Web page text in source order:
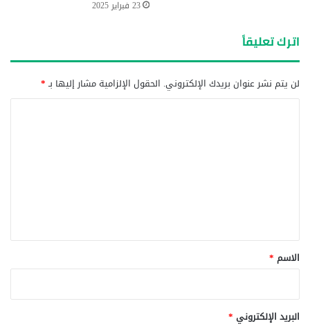
23 فبراير 2025
اترك تعليقاً
لن يتم نشر عنوان بريدك الإلكتروني. الحقول الإلزامية مشار إليها بـ*
*
الاسم *
البريد الإلكتروني *